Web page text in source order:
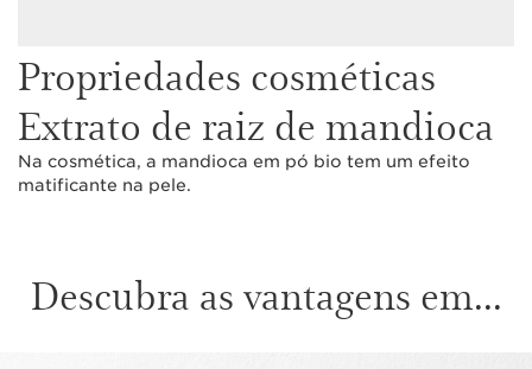
Propriedades cosméticas
Extrato de raiz de mandioca
Na cosmética, a mandioca em pó bio tem um efeito
matificante na pele.
Descubra as vantagens em...